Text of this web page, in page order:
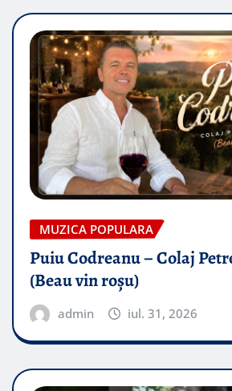
MUZICA POPULARA
Puiu Codreanu – Colaj
(Beau vin roșu)
admin iul. 31, 2026